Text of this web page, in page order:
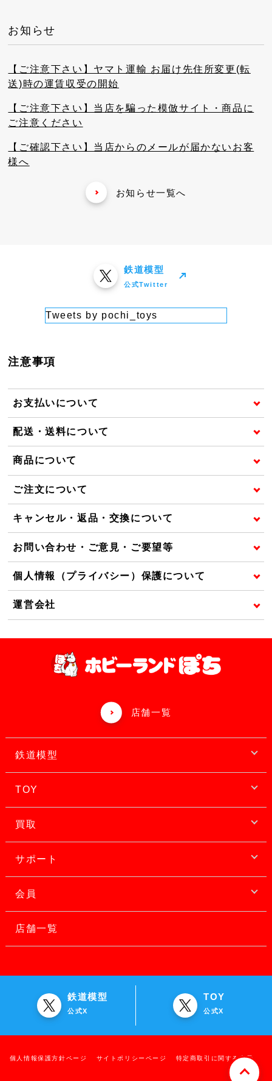
お知らせ
【ご注意下さい】ヤマト運輸 お届け先住所変更(転
送)時の運賃収受の開始
【ご注意下さい】当店を騙った模倣サイト・商品に
ご注意ください
【ご確認下さい】当店からのメールが届かないお客
様へ
お知らせ一覧へ
鉄道模型
公式Twitter
Tweets by pochi_toys
注意事項
お支払いについて
配送・送料について
商品について
ご注文について
キャンセル・返品・交換について
お問い合わせ・ご意見・ご要望等
個人情報（プライバシー）保護について
運営会社
店舗一覧
鉄道模型
TOY
買取
サポート
会員
店舗一覧
鉄道模型
公式X
TOY
公式X
個人情報保護方針ページ サイトポリシーページ 特定商取引に関する表示